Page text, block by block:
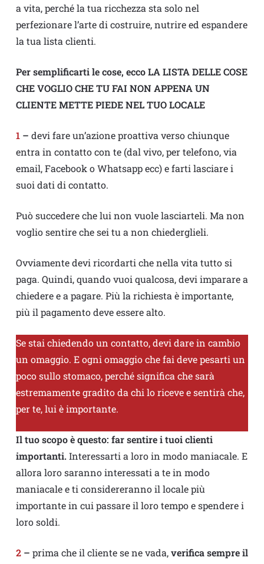
a vita, perché la tua ricchezza sta solo nel
perfezionare l’arte di costruire, nutrire ed espandere
la tua lista clienti.
Per semplificarti le cose, ecco LA LISTA DELLE COSE
CHE VOGLIO CHE TU FAI NON APPENA UN
CLIENTE METTE PIEDE NEL TUO LOCALE
1– devi fare un’azione proattiva verso chiunque
entra in contatto con te (dal vivo, per telefono, via
email, Facebook o Whatsapp ecc) e farti lasciare i
suoi dati di contatto.
Può succedere che lui non vuole lasciarteli. Ma non
voglio sentire che sei tu a non chiederglieli.
Ovviamente devi ricordarti che nella vita tutto si
paga. Quindi, quando vuoi qualcosa, devi imparare a
chiedere e a pagare. Più la richiesta è importante,
più il pagamento deve essere alto.
Se stai chiedendo un contatto, devi dare in cambio
un omaggio. E ogni omaggio che fai deve pesarti un
poco sullo stomaco, perché significa che sarà
estremamente gradito da chi lo riceve e sentirà che,
per te, lui è importante.
Il tuo scopo è questo: far sentire i tuoi clienti
importanti.Interessarti a loro in modo maniacale. E
allora loro saranno interessati a te in modo
maniacale e ti considereranno il locale più
importante in cui passare il loro tempo e spendere i
loro soldi.
2– prima che il cliente se ne vada,verifica sempre il